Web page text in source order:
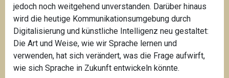
jedoch noch weitgehend unverstanden. Darüber hinaus
wird die heutige Kommunikationsumgebung durch
Digitalisierung und künstliche Intelligenz neu gestaltet:
Die Art und Weise, wie wir Sprache lernen und
verwenden, hat sich verändert, was die Frage aufwirft,
wie sich Sprache in Zukunft entwickeln könnte.